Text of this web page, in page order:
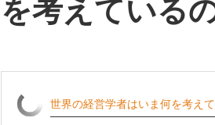
を考えている
世界の経営学者はいま何を考え